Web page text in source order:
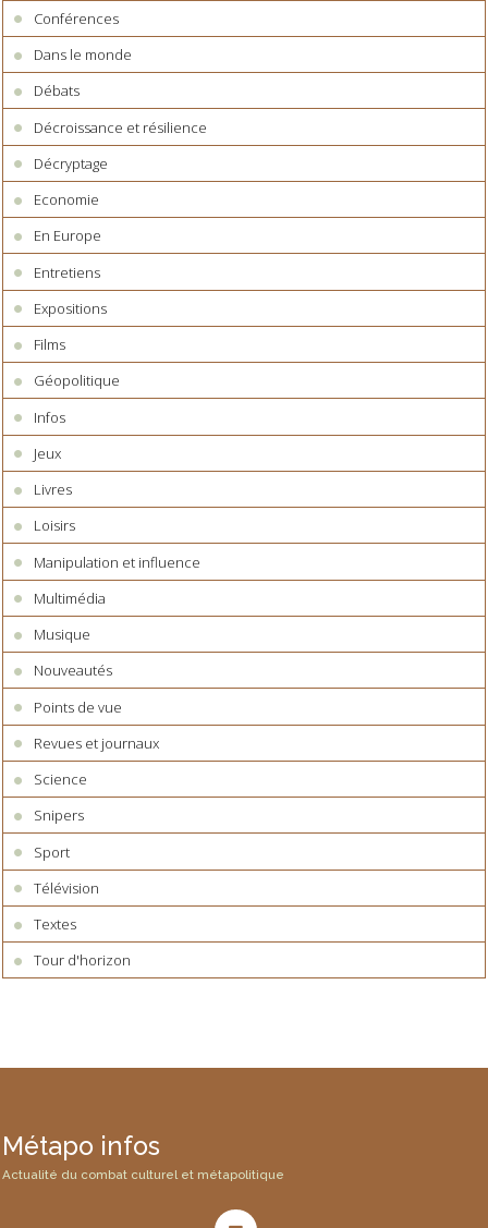
Conférences
Dans le monde
Débats
Décroissance et résilience
Décryptage
Economie
En Europe
Entretiens
Expositions
Films
Géopolitique
Infos
Jeux
Livres
Loisirs
Manipulation et influence
Multimédia
Musique
Nouveautés
Points de vue
Revues et journaux
Science
Snipers
Sport
Télévision
Textes
Tour d'horizon
Métapo infos
Actualité du combat culturel et métapolitique